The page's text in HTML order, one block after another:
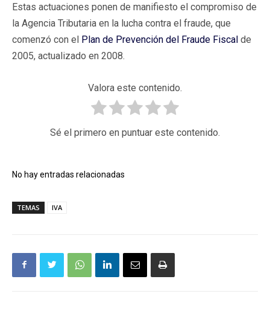
Estas actuaciones ponen de manifiesto el compromiso de
la Agencia Tributaria en la lucha contra el fraude, que
comenzó con el Plan de Prevención del Fraude Fiscal de
2005, actualizado en 2008.
Valora este contenido.
Sé el primero en puntuar este contenido.
No hay entradas relacionadas
TEMAS IVA